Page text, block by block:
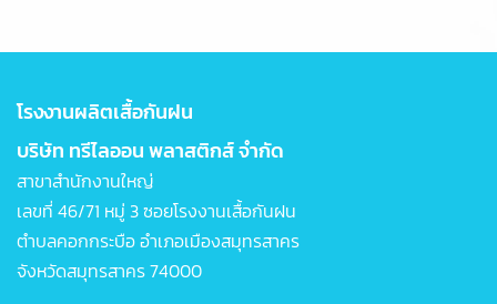
โรงงานผลิตเสื้อกันฝน
บริษัท ทรีไลออน พลาสติกส์ จำกัด
สาขาสำนักงานใหญ่
เลขที่ 46/71 หมู่ 3 ซอยโรงงานเสื้อกันฝน
ตำบลคอกกระบือ อำเภอเมืองสมุทรสาคร
จังหวัดสมุทรสาคร 74000